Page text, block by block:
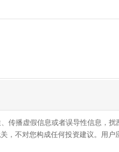
传播虚假信息或者误导性信息，
，不对您构成任何投资建议。用